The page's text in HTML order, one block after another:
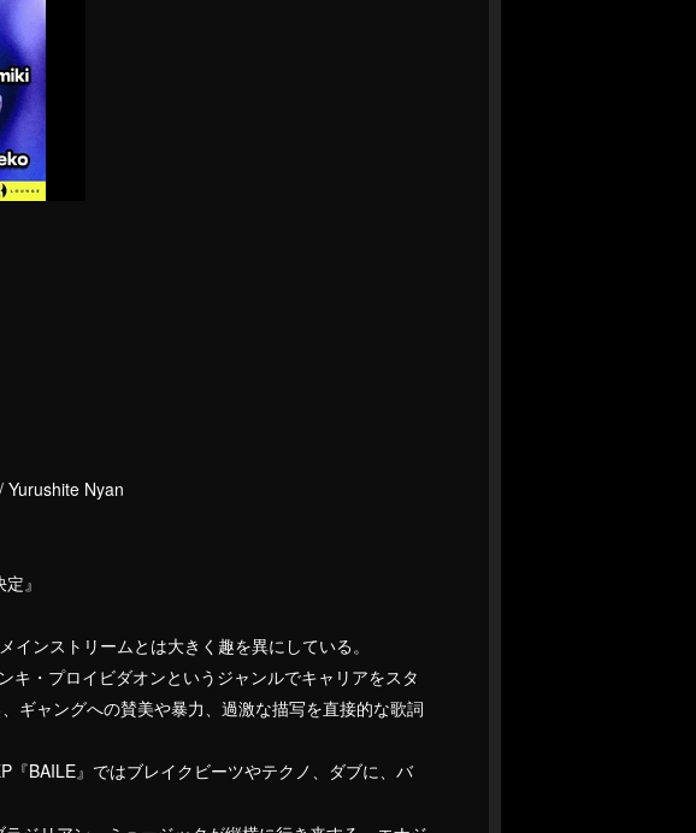
Yurushite Nyan
』
ンストリームとは大きく趣を異にしている。
・プロイビダオンというジャンルでキャリアをスタ
ギャングへの賛美や暴力、過激な描写を直接的な歌詞
BAILE』ではブレイクビーツやテクノ、ダブに、バ